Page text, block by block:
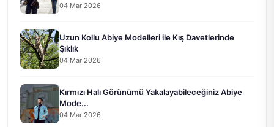
04 Mar 2026
Uzun Kollu Abiye Modelleri ile Kış Davetlerinde
Şıklık
04 Mar 2026
Kırmızı Halı Görünümü Yakalayabileceğiniz Abiye
Mode...
04 Mar 2026